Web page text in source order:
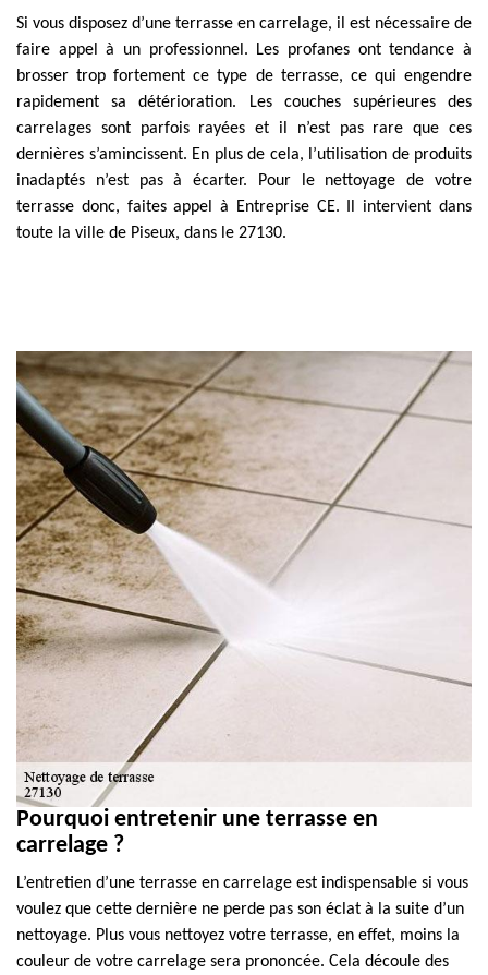
Si vous disposez d’une terrasse en carrelage, il est nécessaire de
faire appel à un professionnel. Les profanes ont tendance à
brosser trop fortement ce type de terrasse, ce qui engendre
rapidement sa détérioration. Les couches supérieures des
carrelages sont parfois rayées et il n’est pas rare que ces
dernières s’amincissent. En plus de cela, l’utilisation de produits
inadaptés n’est pas à écarter. Pour le nettoyage de votre
terrasse donc, faites appel à Entreprise CE. Il intervient dans
toute la ville de Piseux, dans le 27130.
Pourquoi entretenir une terrasse en
carrelage ?
L’entretien d’une terrasse en carrelage est indispensable si vous
voulez que cette dernière ne perde pas son éclat à la suite d’un
nettoyage. Plus vous nettoyez votre terrasse, en effet, moins la
couleur de votre carrelage sera prononcée. Cela découle des